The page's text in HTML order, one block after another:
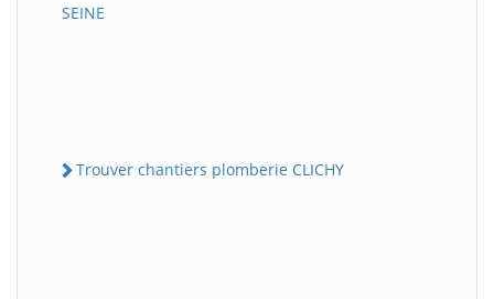
SEINE
Trouver chantiers plomberie CLICHY